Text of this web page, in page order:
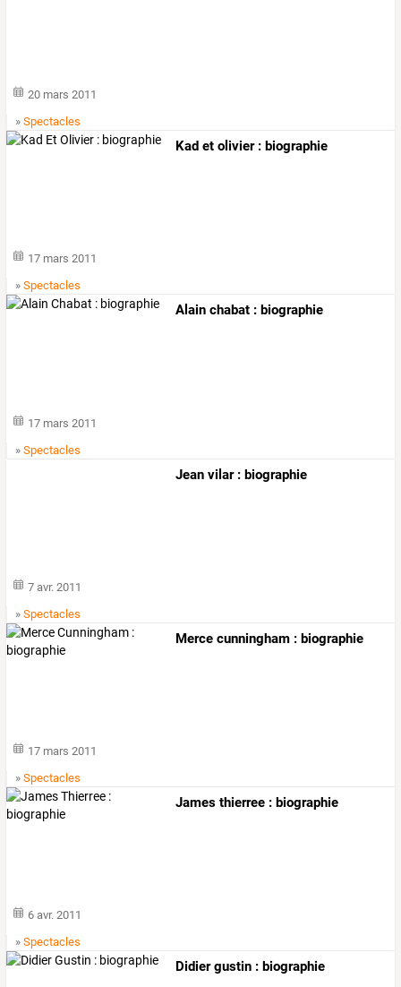
20 mars 2011
»Spectacles
Kad et olivier : biographie
17 mars 2011
»Spectacles
Alain chabat : biographie
17 mars 2011
»Spectacles
Jean vilar : biographie
7 avr. 2011
»Spectacles
Merce cunningham : biographie
17 mars 2011
»Spectacles
James thierree : biographie
6 avr. 2011
»Spectacles
Didier gustin : biographie